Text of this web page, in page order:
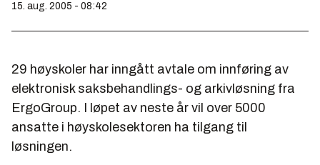
15. aug. 2005 - 08:42
29 høyskoler har inngått avtale om innføring av
elektronisk saksbehandlings- og arkivløsning fra
ErgoGroup. I løpet av neste år vil over 5000
ansatte i høyskolesektoren ha tilgang til
løsningen.